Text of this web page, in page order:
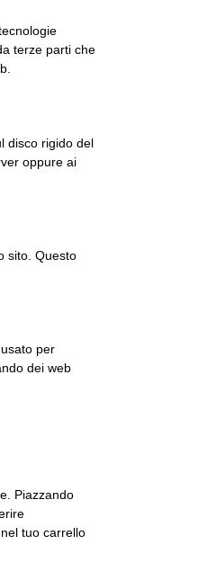
terze parti che
disco rigido del
oppure ai
sito. Questo
per
dei web
Piazzando
tuo carrello